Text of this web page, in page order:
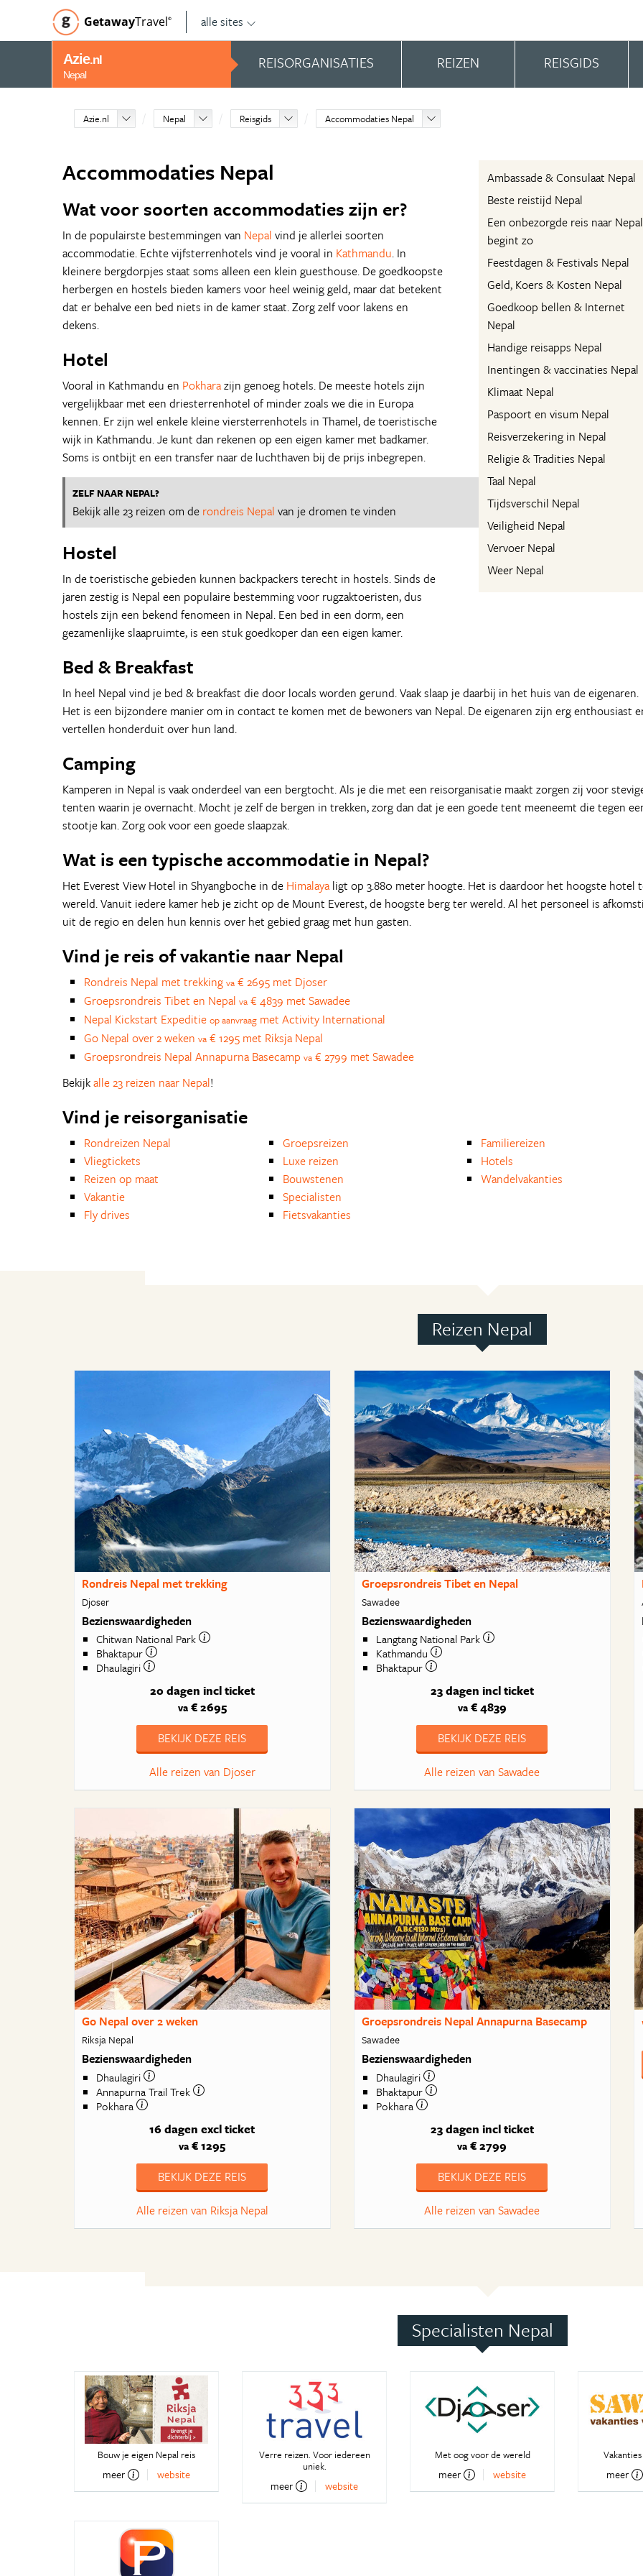
GetawayTravel© alle sites
Azie.nl
Nepal
REISORGANISATIES REIZEN REISGIDS
Azie.nl Nepal Reisgids Accommodaties Nepal
Ambassade & Consulaat Nepal
Beste reistijd Nepal
Een onbezorgde reis naar Nepal
begint zo
Feestdagen & Festivals Nepal
Geld, Koers & Kosten Nepal
Goedkoop bellen & Internet
Nepal
Handige reisapps Nepal
Inentingen & vaccinaties Nepal
Klimaat Nepal
Paspoort en visum Nepal
Reisverzekering in Nepal
Religie & Tradities Nepal
Taal Nepal
Tijdsverschil Nepal
Veiligheid Nepal
Vervoer Nepal
Weer Nepal
Accommodaties Nepal
Wat voor soorten accommodaties zijn er?
In de populairste bestemmingen van Nepal vind je allerlei soorten
accommodatie. Echte vijfsterrenhotels vind je vooral in Kathmandu. In
kleinere bergdorpjes staat soms alleen een klein guesthouse. De goedkoopste
herbergen en hostels bieden kamers voor heel weinig geld, maar dat betekent
dat er behalve een bed niets in de kamer staat. Zorg zelf voor lakens en
dekens.
Hotel
Vooral in Kathmandu en Pokharazijn genoeg hotels. De meeste hotels zijn
vergelijkbaar met een driesterrenhotel of minder zoals we die in Europa
kennen. Er zijn wel enkele kleine viersterrenhotels in Thamel, de toeristische
wijk in Kathmandu. Je kunt dan rekenen op een eigen kamer met badkamer.
Soms is ontbijt en een transfer naar de luchthaven bij de prijs inbegrepen.
ZELF NAAR NEPAL?
Bekijk alle 23 reizen om de rondreis Nepal van je dromen te vinden
Hostel
In de toeristische gebieden kunnen backpackers terecht in hostels. Sinds de
jaren zestig is Nepal een populaire bestemming voor rugzaktoeristen, dus
hostels zijn een bekend fenomeen in Nepal. Een bed in een dorm, een
gezamenlijke slaapruimte, is een stuk goedkoper dan een eigen kamer.
Bed & Breakfast
In heel Nepal vind je bed & breakfast die door locals worden gerund. Vaak slaap je daarbij in het huis van de eigenaren.
Het is een bijzondere manier om in contact te komen met de bewoners van Nepal. De eigenaren zijn erg enthousiast
vertellen honderduit over hun land.
Camping
Kamperen in Nepal is vaak onderdeel van een bergtocht. Als je die met een reisorganisatie maakt zorgen zij voor
tenten waarin je overnacht. Mocht je zelf de bergen in trekken, zorg dan dat je een goede tent meeneemt die tegen
stootje kan. Zorg ook voor een goede slaapzak.
Wat is een typische accommodatie in Nepal?
Het Everest View Hotel in Shyangboche in de Himalaya ligt op 3.880 meter hoogte. Het is daardoor het hoogste hotel
wereld. Vanuit iedere kamer heb je zicht op de Mount Everest, de hoogste berg ter wereld. Al het personeel is
uit de regio en delen hun kennis over het gebied graag met hun gasten.
Vind je reis of vakantie naar Nepal
Rondreis Nepal met trekking va € 2695 met Djoser
Groepsrondreis Tibet en Nepal va € 4839 met Sawadee
Nepal Kickstart Expeditie op aanvraag met Activity International
Go Nepal over 2 weken va € 1295 met Riksja Nepal
Groepsrondreis Nepal Annapurna Basecamp va € 2799 met Sawadee
Bekijkalle 23 reizen naar Nepal!
Vind je reisorganisatie
Rondreizen Nepal
Vliegtickets
Reizen op maat
Vakantie
Fly drives
Groepsreizen
Luxe reizen
Bouwstenen
Specialisten
Fietsvakanties
Familiereizen
Hotels
Wandelvakanties
Reizen Nepal
Rondreis Nepal met trekking
Djoser
Bezienswaardigheden
Chitwan National Park
Bhaktapur
Dhaulagiri
20 dagen incl ticket
va€ 2695
BEKIJK DEZE REIS
Alle reizen van Djoser
Groepsrondreis Tibet en Nepal
Sawadee
Bezienswaardigheden
Langtang National Park
Kathmandu
Bhaktapur
23 dagen incl ticket
va€ 4839
BEKIJK DEZE REIS
Alle reizen van Sawadee
Go Nepal over 2 weken
Riksja Nepal
Bezienswaardigheden
Dhaulagiri
Annapurna Trail Trek
Pokhara
16 dagen excl ticket
va € 1295
BEKIJK DEZE REIS
Alle reizen van Riksja Nepal
Groepsrondreis Nepal Annapurna Basecamp
Sawadee
Bezienswaardigheden
Dhaulagiri
Bhaktapur
Pokhara
23 dagen incl ticket
va € 2799
BEKIJK DEZE REIS
Alle reizen van Sawadee
Specialisten Nepal
Bouw je eigen Nepal reis
meer website
Verre reizen. Voor iedereen
uniek.
meer website
Met oog voor de wereld
meer website meer